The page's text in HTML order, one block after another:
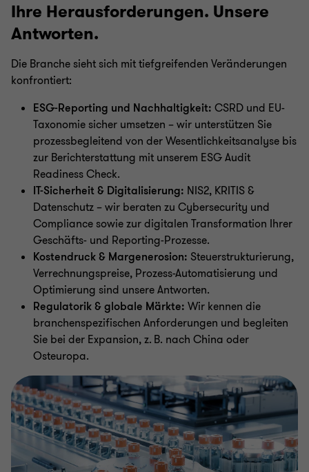
Ihre Herausforderungen. Unsere
Antworten.
Die Branche sieht sich mit tiefgreifenden Veränderungen
konfrontiert:
ESG-Reporting und Nachhaltigkeit: CSRD und EU-
Taxonomie sicher umsetzen – wir unterstützen Sie
prozessbegleitend von der Wesentlichkeitsanalyse bis
zur Berichterstattung mit unserem ESG Audit
Readiness Check.
IT-Sicherheit & Digitalisierung: NIS2, KRITIS &
Datenschutz – wir beraten zu Cybersecurity und
Compliance sowie zur digitalen Transformation Ihrer
Geschäfts- und Reporting-Prozesse.
Kostendruck & Margenerosion: Steuerstrukturierung,
Verrechnungspreise, Prozess-Automatisierung und
Optimierung sind unsere Antworten.
Regulatorik & globale Märkte: Wir kennen die
branchenspezifischen Anforderungen und begleiten
Sie bei der Expansion, z. B. nach China oder
Osteuropa.